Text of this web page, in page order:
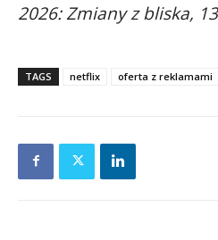
2026: Zmiany z bliska,
TAGS netflix oferta z reklamami